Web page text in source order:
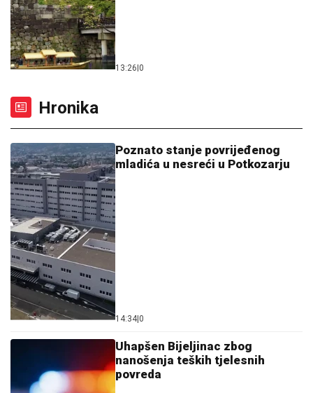
13:26|0
Hronika
Poznato stanje povrijeđenog
mladića u nesreći u Potkozarju
14:34|0
Uhapšen Bijeljinac zbog
nanošenja teških tjelesnih
povreda